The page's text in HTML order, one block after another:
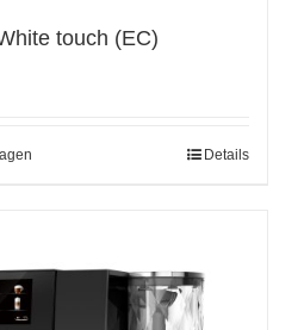
touch (EC)
Details